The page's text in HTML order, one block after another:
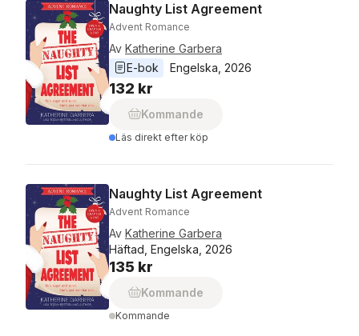
Naughty List Agreement
Advent Romance
Av Katherine Garbera
E-bok
Engelska 2026
132 kr
Kommande
Läs direkt efter köp
Naughty List Agreement
Advent Romance
Av Katherine Garbera
Häftad, Engelska, 2026
135 kr
Kommande
Kommande